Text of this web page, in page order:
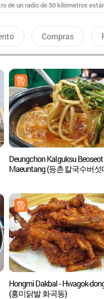
de un radio de 50 kilómetros
Compras
Deungchon Kalguksu Beoseot
Maeuntang (등촌칼국수버섯
Hongmi Dakbal - Hwagok-
(홍미닭발 화곡동)